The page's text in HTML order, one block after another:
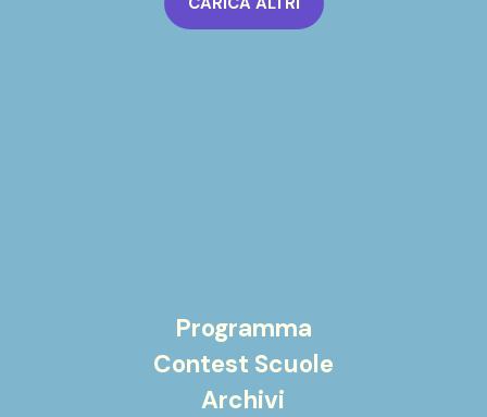
Programma
Contest Scuole
Archivi